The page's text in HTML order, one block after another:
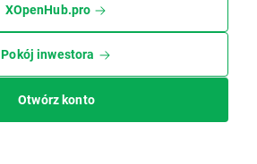
XOpenHub.pro
Pokój inwestora
Otwórz konto